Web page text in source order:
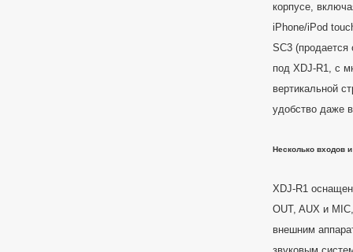
корпусе,
iPhone/iPod
SC3
под XDJ-R1, с
вертикальной
удобство даже
Несколько входов
XDJ-R1
OUT, AUX и
внешним